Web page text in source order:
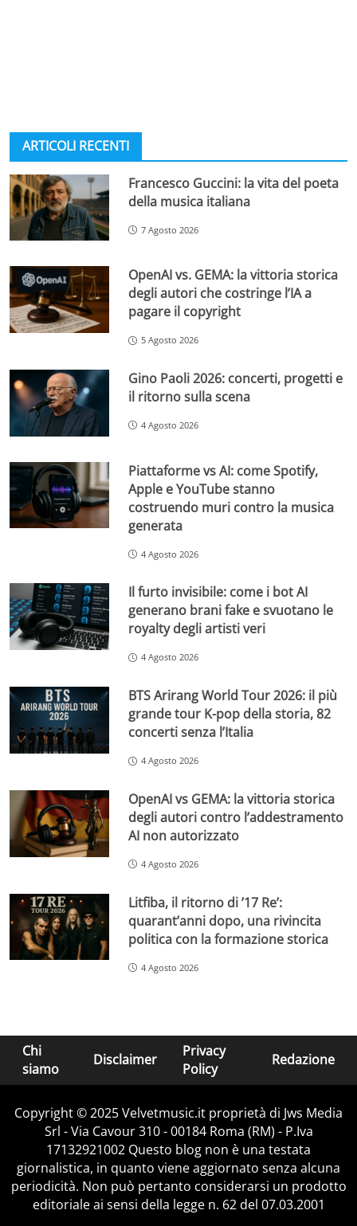
ARTICOLI RECENTI
Francesco Guccini: la vita del poeta
della musica italiana
7 Agosto 2026
OpenAI vs. GEMA: la vittoria storica
degli autori che costringe l’IA a
pagare il copyright
5 Agosto 2026
Gino Paoli 2026: concerti, progetti e
il ritorno sulla scena
4 Agosto 2026
Piattaforme vs AI: come Spotify,
Apple e YouTube stanno
costruendo muri contro la musica
generata
4 Agosto 2026
Il furto invisibile: come i bot AI
generano brani fake e svuotano le
royalty degli artisti veri
4 Agosto 2026
BTS Arirang World Tour 2026: il più
grande tour K-pop della storia, 82
concerti senza l’Italia
4 Agosto 2026
OpenAI vs GEMA: la vittoria storica
degli autori contro l’addestramento
AI non autorizzato
4 Agosto 2026
Litfiba, il ritorno di ’17 Re’:
quarant’anni dopo, una rivincita
politica con la formazione storica
4 Agosto 2026
Chi
siamo
Disclaimer
Privacy
Policy
Redazione
Copyright © 2025 Velvetmusic.it proprietà di Jws Media
Srl - Via Cavour 310 - 00184 Roma (RM) - P.Iva
17132921002 Questo blog non è una testata
giornalistica, in quanto viene aggiornato senza alcuna
periodicità. Non può pertanto considerarsi un prodotto
editoriale ai sensi della legge n. 62 del 07.03.2001